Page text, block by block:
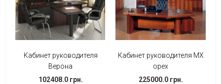
Кабинет руководителя
Верона
102408.0 грн.
Кабинет руководителя МХ
орех
225000.0 грн.